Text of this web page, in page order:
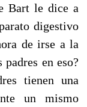
Bart le dice a
digestivo
de irse a la
en eso?
tienen una
un mismo